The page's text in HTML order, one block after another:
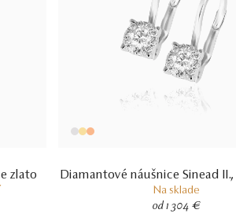
zlato Diamantové náušnice Sinead
Na sklade
od 1 304 €